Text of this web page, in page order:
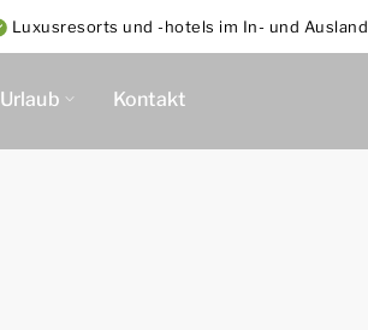
Luxusresorts und -hotels im In- und Ausland
Urlaub Kontakt